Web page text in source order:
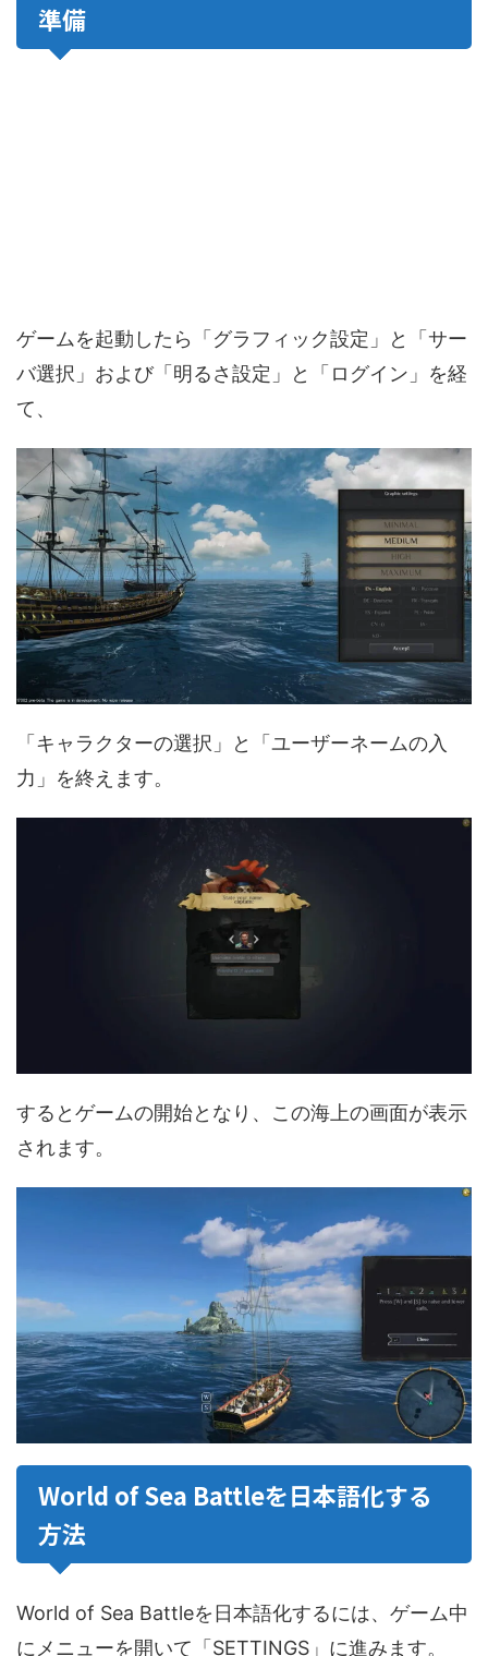
準備
ゲームを起動したら「グラフィック設定」と「サー
バ選択」および「明るさ設定」と「ログイン」を経
て、
「キャラクターの選択」と「ユーザーネームの入
力」を終えます。
するとゲームの開始となり、この海上の画面が表示
されます。
World of Sea Battleを日本語化する
方法
World of Sea Battleを日本語化するには、ゲーム中
にメニューを開いて「SETTINGS」に進みます。